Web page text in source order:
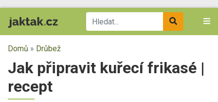
Domů » Drůbež
Jak připravit kuřecí frikasé |
recept